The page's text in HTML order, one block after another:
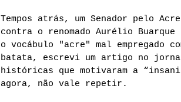
Tempos atrás, um Senador pelo
contra o renomado Aurélio
o vocábulo "acre" mal empregado
batata, escrevi um artigo no
históricas que motivaram a
agora, não vale repetir.